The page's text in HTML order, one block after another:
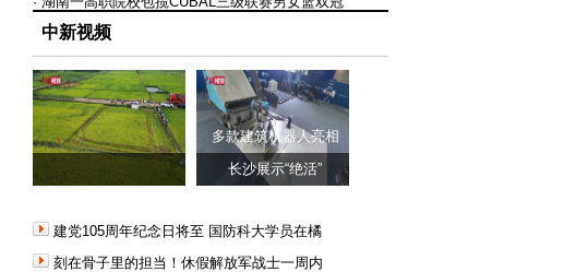
中新视频
多款建筑机器人亮相
长沙展示“绝活”
建党105周年纪念日将至 国防科大学员在橘
刻在骨子里的担当！休假解放军战士一周内